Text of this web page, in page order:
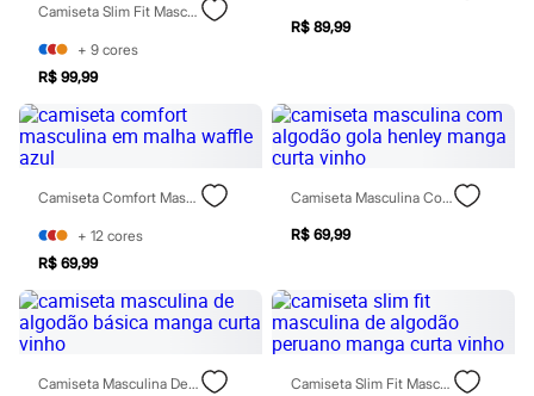
Acessórios
Blusas
Calçados
Leggings
Shorts e Bermudas
Tops
Moda íntima
Calcinhas
Cintas e Modeladores
Meias
Pijamas
Sutiãs e Tops
Moda praia
Biquínis
Maiôs
Saídas de praia
Personagens
Plus size
Camiseta Slim Fit Masculina De Algodão Peruano Manga Curta Azul
+ 9 cores
R$ 99,99
R$ 89,99
Camiseta Comfort Masculina Em Malha Waffle Azul
+ 12 cores
R$ 69,99
Camiseta Masculina Com Algodão Gola Henley Manga Curta Vinho
R$ 69,99
Camiseta Masculina De Algodão Básica Manga Curta Vinho Camiseta Slim Fit Masculina De Algodão Peruano Manga Curta Vinho